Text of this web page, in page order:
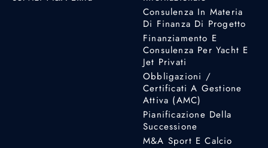
Consulenza In Materia
Di Finanza Di Progetto
Finanziamento E
Consulenza Per Yacht E
Jet Privati
Obbligazioni /
Certificati A Gestione
Attiva (AMC)
Pianificazione Della
Successione
M&A Sport E Calcio